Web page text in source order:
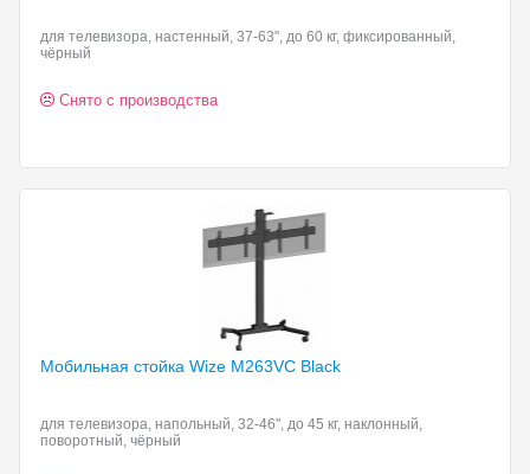
для телевизора, настенный, 37-63", до 60 кг, фиксированный,
чёрный
Снято с производства
Мобильная стойка Wize M263VC Black
для телевизора, напольный, 32-46", до 45 кг, наклонный,
поворотный, чёрный